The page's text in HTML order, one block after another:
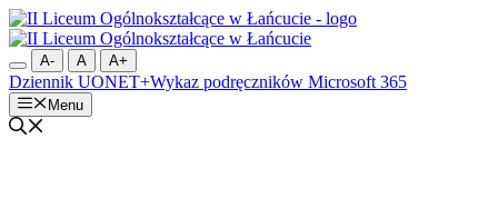
Przejdź
do
treściA- A A+
Dziennik UONET+Wykaz podręczników Microsoft 365
Menu